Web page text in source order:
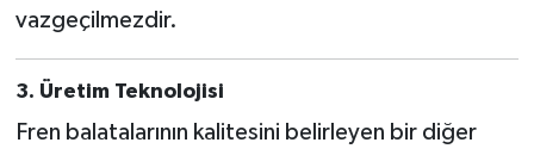
vazgeçilmezdir.
3. Üretim Teknolojisi
Fren balatalarının kalitesini belirleyen bir diğer